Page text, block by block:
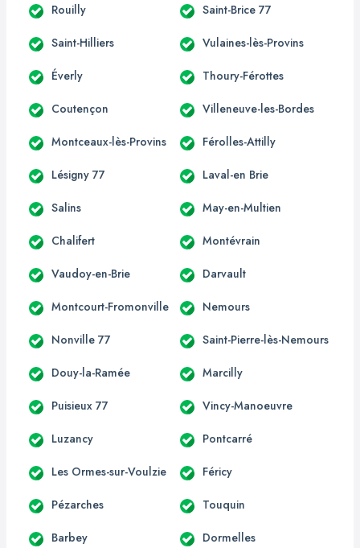
Rouilly Saint-Brice 77
Saint-Hilliers Vulaines-lès-Provins
Éverly Thoury-Férottes
Coutençon Villeneuve-les-Bordes
Montceaux-lès-Provins Férolles-Attilly
Lésigny 77 Laval-en Brie
Salins May-en-Multien
Chalifert Montévrain
Vaudoy-en-Brie Darvault
Montcourt-Fromonville Nemours
Nonville 77 Saint-Pierre-lès-Nemours
Douy-la-Ramée Marcilly
Puisieux 77 Vincy-Manoeuvre
Luzancy Pontcarré
Les Ormes-sur-Voulzie Féricy
Pézarches Touquin
Barbey Dormelles